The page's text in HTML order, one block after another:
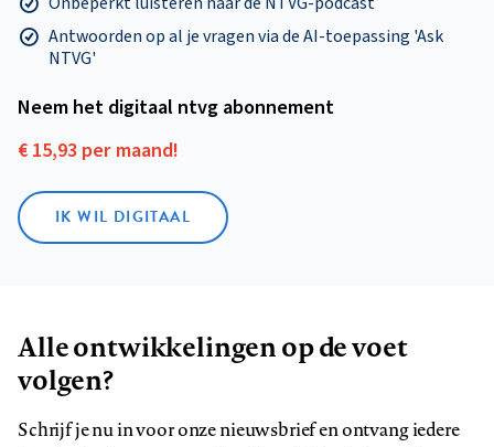
Antwoorden op al je vragen via de AI-toepassing 'Ask
NTVG'
Neem het digitaal ntvg abonnement
€ 15,93 per maand!
IK WIL DIGITAAL
Alle ontwikkelingen op de voet
volgen?
Schrijf je nu in voor onze nieuwsbrief en ontvang iedere